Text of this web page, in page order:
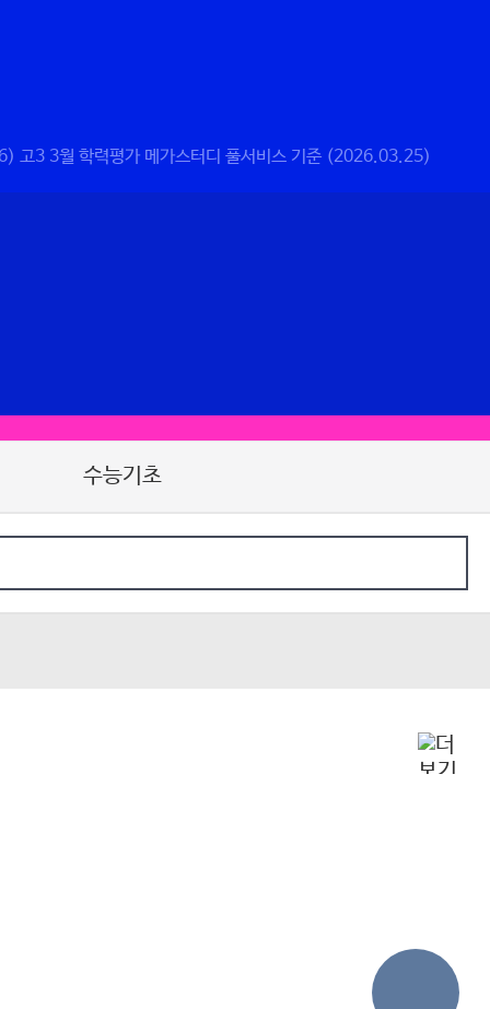
고3 3월 학력평가 메가스터디 풀서비스 기준 (2026.03.25)
수능기초